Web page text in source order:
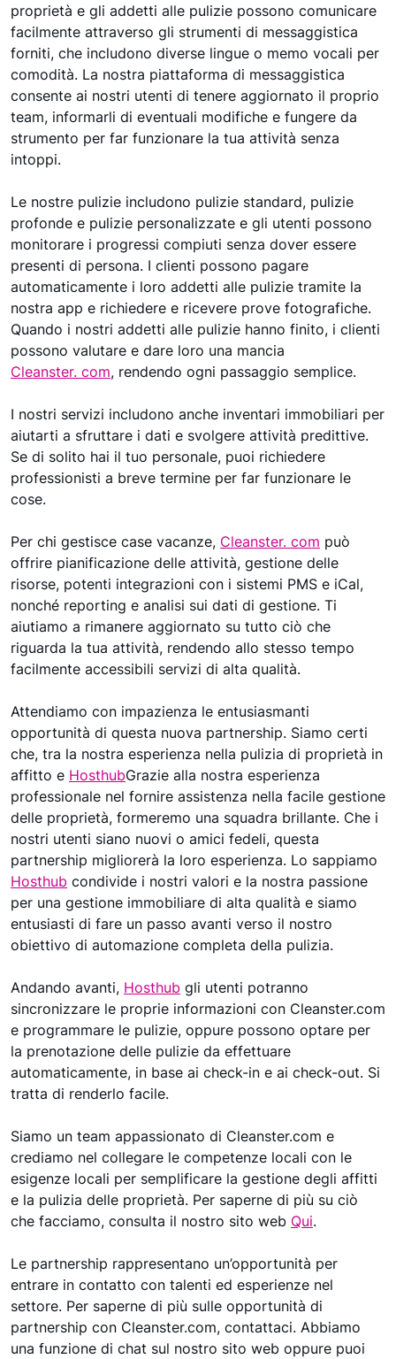
proprietà e gli addetti alle pulizie possono comunicare
facilmente attraverso gli strumenti di messaggistica
forniti, che includono diverse lingue o memo vocali per
comodità. La nostra piattaforma di messaggistica
consente ai nostri utenti di tenere aggiornato il proprio
team, informarli di eventuali modifiche e fungere da
strumento per far funzionare la tua attività senza
intoppi.
Le nostre pulizie includono pulizie standard, pulizie
profonde e pulizie personalizzate e gli utenti possono
monitorare i progressi compiuti senza dover essere
presenti di persona. I clienti possono pagare
automaticamente i loro addetti alle pulizie tramite la
nostra app e richiedere e ricevere prove fotografiche.
Quando i nostri addetti alle pulizie hanno finito, i clienti
possono valutare e dare loro una mancia
Cleanster. com, rendendo ogni passaggio semplice.
I nostri servizi includono anche inventari immobiliari per
aiutarti a sfruttare i dati e svolgere attività predittive.
Se di solito hai il tuo personale, puoi richiedere
professionisti a breve termine per far funzionare le
cose.
Per chi gestisce case vacanze, Cleanster. com può
offrire pianificazione delle attività, gestione delle
risorse, potenti integrazioni con i sistemi PMS e iCal,
nonché reporting e analisi sui dati di gestione. Ti
aiutiamo a rimanere aggiornato su tutto ciò che
riguarda la tua attività, rendendo allo stesso tempo
facilmente accessibili servizi di alta qualità.
Attendiamo con impazienza le entusiasmanti
opportunità di questa nuova partnership. Siamo certi
che, tra la nostra esperienza nella pulizia di proprietà in
affitto e HosthubGrazie alla nostra esperienza
professionale nel fornire assistenza nella facile gestione
delle proprietà, formeremo una squadra brillante. Che i
nostri utenti siano nuovi o amici fedeli, questa
partnership migliorerà la loro esperienza. Lo sappiamo
Hosthub condivide i nostri valori e la nostra passione
per una gestione immobiliare di alta qualità e siamo
entusiasti di fare un passo avanti verso il nostro
obiettivo di automazione completa della pulizia.
Andando avanti, Hosthub gli utenti potranno
sincronizzare le proprie informazioni con Cleanster.com
e programmare le pulizie, oppure possono optare per
la prenotazione delle pulizie da effettuare
automaticamente, in base ai check-in e ai check-out. Si
tratta di renderlo facile.
Siamo un team appassionato di Cleanster.com e
crediamo nel collegare le competenze locali con le
esigenze locali per semplificare la gestione degli affitti
e la pulizia delle proprietà. Per saperne di più su ciò
che facciamo, consulta il nostro sito web Qui.
Le partnership rappresentano un’opportunità per
entrare in contatto con talenti ed esperienze nel
settore. Per saperne di più sulle opportunità di
partnership con Cleanster.com, contattaci. Abbiamo
una funzione di chat sul nostro sito web oppure puoi